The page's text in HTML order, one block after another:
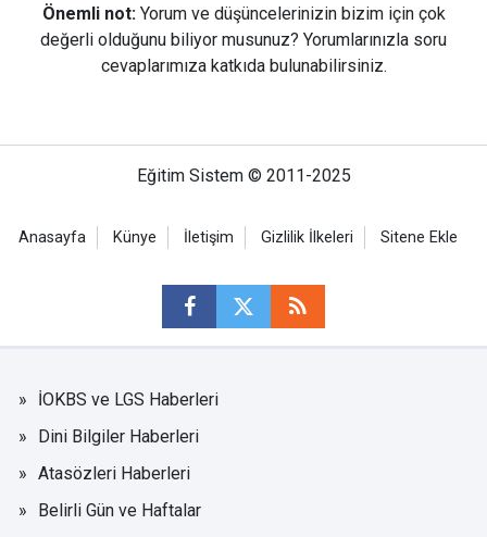
Önemli not: Yorum ve düşüncelerinizin bizim için çok
değerli olduğunu biliyor musunuz? Yorumlarınızla soru
cevaplarımıza katkıda bulunabilirsiniz.
Eğitim Sistem © 2011-2025
Anasayfa Künye İletişim Gizlilik İlkeleri Sitene Ekle
İOKBS ve LGS Haberleri
Dini Bilgiler Haberleri
Atasözleri Haberleri
Belirli Gün ve Haftalar